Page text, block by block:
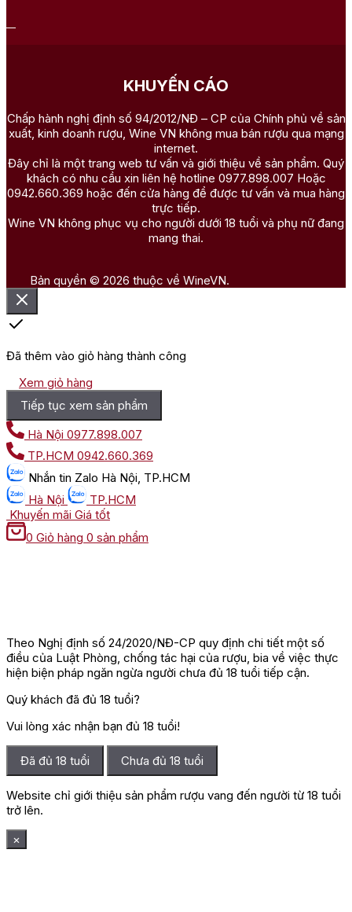
KHUYẾN CÁO
Chấp hành nghị định số 94/2012/NĐ – CP của Chính phủ về sản
xuất, kinh doanh rượu, Wine VN không mua bán rượu qua mạng
internet.
Đây chỉ là một trang web tư vấn và giới thiệu về sản phẩm. Quý
khách có nhu cầu xin liên hệ hotline 0977.898.007 Hoặc
0942.660.369 hoặc đến cửa hàng để được tư vấn và mua hàng
trực tiếp.
Wine VN không phục vụ cho người dưới 18 tuổi và phụ nữ đang
mang thai.
Bản quyền © 2026 thuộc về WineVN.
Đã thêm vào giỏ hàng thành công
Xem giỏ hàng
Tiếp tục xem sản phẩm
Hà Nội 0977.898.007
TP.HCM 0942.660.369
Nhắn tin Zalo Hà Nội, TP.HCM
Hà Nội
TP.HCM
Khuyến mãi Giá tốt
0 Giỏ hàng 0 sản phẩm
Theo Nghị định số 24/2020/NĐ-CP quy định chi tiết một số
điều của Luật Phòng, chống tác hại của rượu, bia về việc thực
hiện biện pháp ngăn ngừa người chưa đủ 18 tuổi tiếp cận.
Quý khách đã đủ 18 tuổi?
Vui lòng xác nhận bạn đủ 18 tuổi!
Đã đủ 18 tuổi Chưa đủ 18 tuổi
Website chỉ giới thiệu sản phẩm rượu vang đến người từ 18 tuổi
trở lên.
×